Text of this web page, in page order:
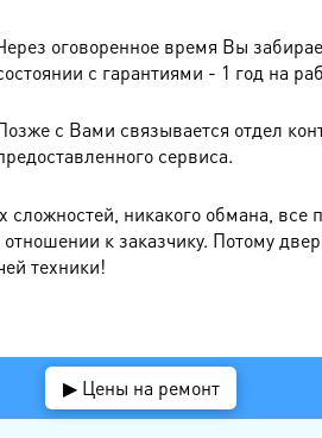
оговоренное время Вы
с гарантиями - 1 год на
с Вами связывается отдел
сервиса.
сложностей, никакого обмана, все
к заказчику. Потому
техники!
▶ Цены на ремонт